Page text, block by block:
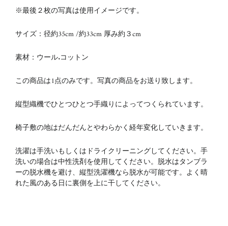
※最後２枚の写真は使用イメージです。
サイズ：径約35cm /約33cm 厚み約３cm
素材：ウール.コットン
この商品は1点のみです。写真の商品をお送り致します。
縦型織機でひとつひとつ手織りによってつくられています。
椅子敷の地はだんだんとやわらかく経年変化していきます。
洗濯は手洗いもしくはドライクリーニングしてください。 手
洗いの場合は中性洗剤を使用してください。 脱水はタンブラ
ーの脱水機を避け、縦型洗濯機なら脱水が可能です。よく晴
れた風のある日に裏側を上に干してください。